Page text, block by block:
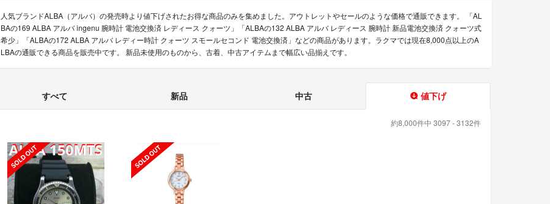
人気ブランドALBA（アルバ）の発売時より値下げされたお得な商品のみを集めました。アウトレットやセールのような価格で通販できます。 「AL
BAの169 ALBA アルバ ingenu 腕時計 電池交換済 レディース クォーツ」「ALBAの132 ALBA アルバ レディース 腕時計 新品電池交換済 クォーツ式
希少」「ALBAの172 ALBA アルバ レディー時計 クォーツ スモールセコンド 電池交換済」などの商品があります。ラクマでは現在8,000点以上のA
LBAの通販できる商品を販売中です。 新品未使用のものから、古着、中古アイテムまで幅広い品揃えです。
すべて 新品 中古 値下げ
約8,000件中 3097 - 3132件